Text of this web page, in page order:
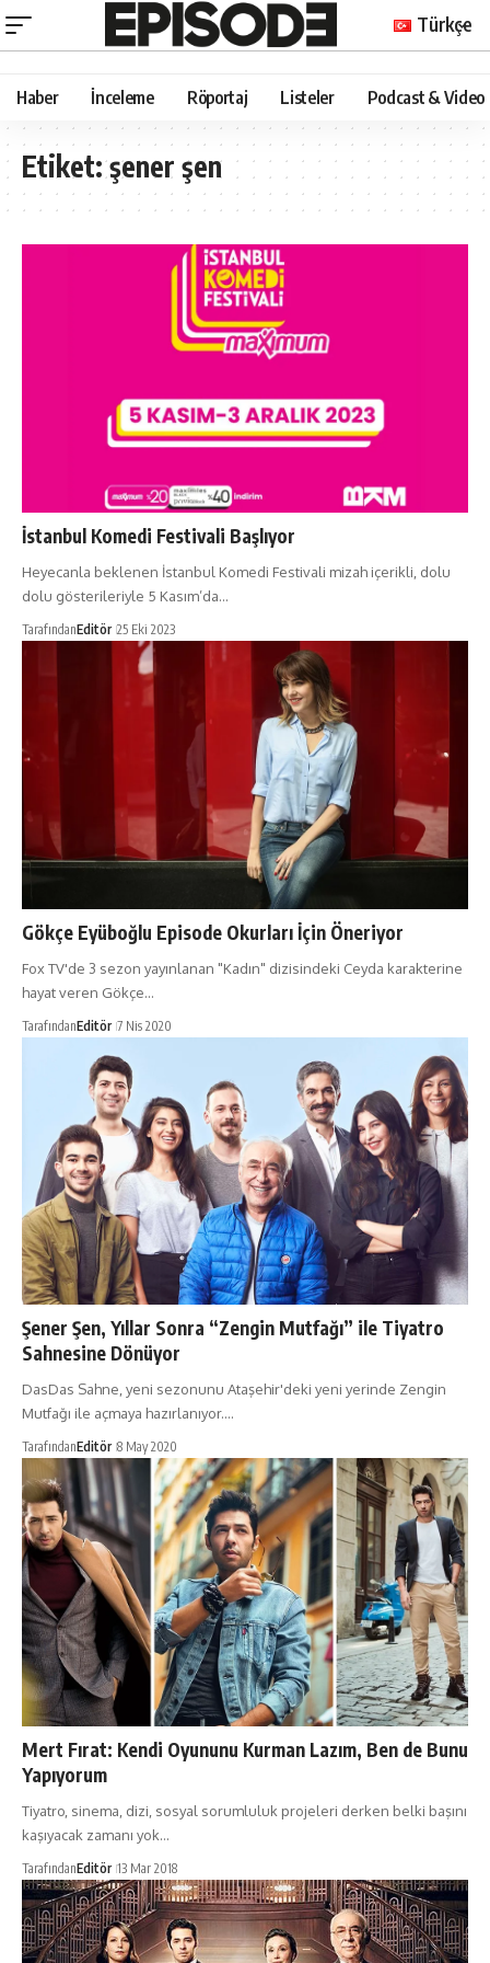
Türkçe
Haber İnceleme Röportaj Listeler Podcast & Video
Etiket:şener şen
İstanbul Komedi Festivali Başlıyor
Heyecanla beklenen İstanbul Komedi Festivali mizah içerikli, dolu
dolu gösterileriyle 5 Kasım’da…
TarafındanEditör 25 Eki 2023
Gökçe Eyüboğlu Episode Okurları İçin Öneriyor
Fox TV'de 3 sezon yayınlanan "Kadın" dizisindeki Ceyda karakterine
hayat veren Gökçe…
TarafındanEditör 7 Nis 2020
Şener Şen, Yıllar Sonra “Zengin Mutfağı” ile Tiyatro
Sahnesine Dönüyor
DasDas Sahne, yeni sezonunu Ataşehir'deki yeni yerinde Zengin
Mutfağı ile açmaya hazırlanıyor.…
TarafındanEditör 8 May 2020
Mert Fırat: Kendi Oyununu Kurman Lazım, Ben de Bunu
Yapıyorum
Tiyatro, sinema, dizi, sosyal sorumluluk projeleri derken belki başını
kaşıyacak zamanı yok…
TarafındanEditör 13 Mar 2018